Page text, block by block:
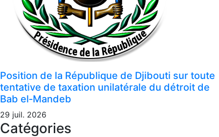
Position de la République de Djibouti sur toute
tentative de taxation unilatérale du détroit de
Bab el‑Mandeb
29 juil. 2026
Catégories